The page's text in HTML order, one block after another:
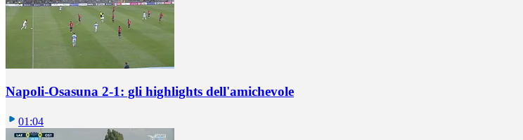
Napoli-Osasuna 2-1: gli highlights dell'amichevole
01:04